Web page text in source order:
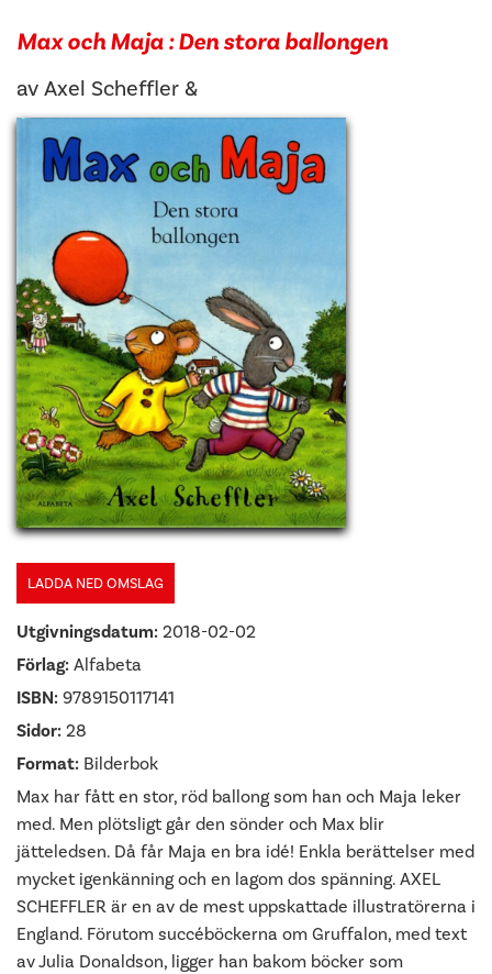
Max och Maja : Den stora ballongen
avAxel Scheffler &
LADDA NED OMSLAG
Utgivningsdatum: 2018-02-02
Förlag: Alfabeta
ISBN: 9789150117141
Sidor: 28
Format: Bilderbok
Max har fått en stor, röd ballong som han och Maja leker
med. Men plötsligt går den sönder och Max blir
jätteledsen. Då får Maja en bra idé! Enkla berättelser med
mycket igenkänning och en lagom dos spänning. AXEL
SCHEFFLER är en av de mest uppskattade illustratörerna i
England. Förutom succéböckerna om Gruffalon, med text
av Julia Donaldson, ligger han bakom böcker som